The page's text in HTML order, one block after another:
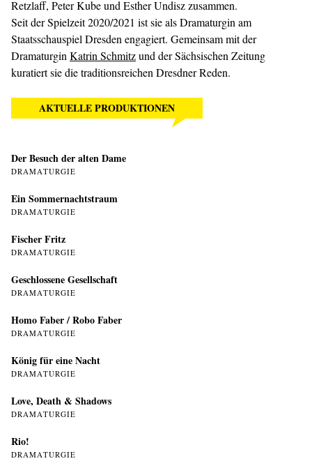
Retzlaff, Peter Kube und Esther Undisz zusammen.
Seit der Spielzeit 2020/2021 ist sie als Dramaturgin am
Staatsschauspiel Dresden engagiert. Gemeinsam mit der
Dramaturgin Katrin Schmitzund der Sächsischen Zeitung
kuratiert sie die traditionsreichen Dresdner Reden.
AKTUELLE PRODUKTIONEN
Der Besuch der alten Dame
DRAMATURGIE
Ein Sommer­nachtstraum
DRAMATURGIE
Fischer Fritz
DRAMATURGIE
Geschlossene Gesellschaft
DRAMATURGIE
Homo Faber / Robo Faber
DRAMATURGIE
König für eine Nacht
DRAMATURGIE
Love, Death & Shadows
DRAMATURGIE
Rio!
DRAMATURGIE